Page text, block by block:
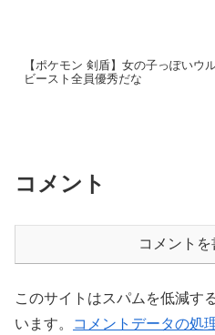
【ポケモン 剣盾】女の子っぽいウ
ビースト全員優秀だな
コメント
コメント
このサイトはスパムを低減す
います。
コメントデータの処